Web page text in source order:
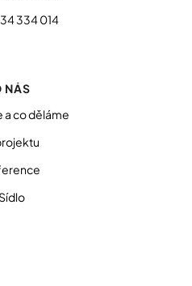
334 014
NÁS
a co děláme
Sídlo